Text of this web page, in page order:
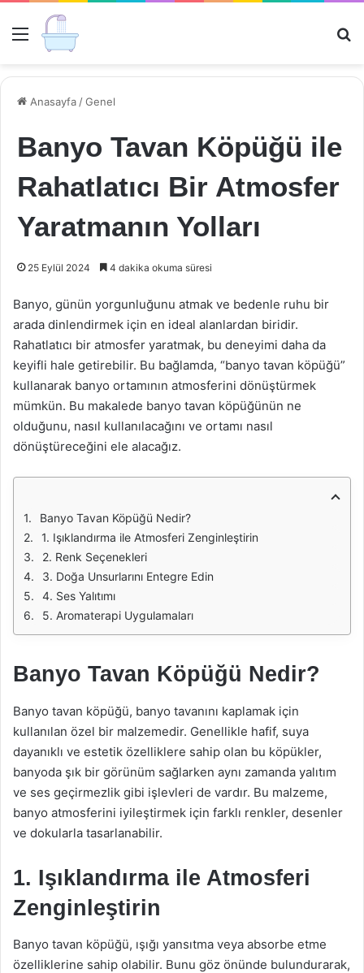
Menü
Anasayfa /Genel
Banyo Tavan Köpüğü ile
Rahatlatıcı Bir Atmosfer
Yaratmanın Yolları
25 Eylül 2024 4 dakika okuma süresi
Banyo, günün yorgunluğunu atmak ve bedenle ruhu bir
arada dinlendirmek için en ideal alanlardan biridir.
Rahatlatıcı bir atmosfer yaratmak, bu deneyimi daha da
keyifli hale getirebilir. Bu bağlamda, “banyo tavan köpüğü”
kullanarak banyo ortamının atmosferini dönüştürmek
mümkün. Bu makalede banyo tavan köpüğünün ne
olduğunu, nasıl kullanılacağını ve ortamı nasıl
dönüştüreceğini ele alacağız.
Banyo Tavan Köpüğü Nedir?
1. Işıklandırma ile Atmosferi Zenginleştirin
2. Renk Seçenekleri
3. Doğa Unsurlarını Entegre Edin
4. Ses Yalıtımı
5. Aromaterapi Uygulamaları
Banyo Tavan Köpüğü Nedir?
Banyo tavan köpüğü, banyo tavanını kaplamak için
kullanılan özel bir malzemedir. Genellikle hafif, suya
dayanıklı ve estetik özelliklere sahip olan bu köpükler,
banyoda şık bir görünüm sağlarken aynı zamanda yalıtım
ve ses geçirmezlik gibi işlevleri de vardır. Bu malzeme,
banyo atmosferini iyileştirmek için farklı renkler, desenler
ve dokularla tasarlanabilir.
1. Işıklandırma ile Atmosferi
Zenginleştirin
Banyo tavan köpüğü, ışığı yansıtma veya absorbe etme
özelliklerine sahip olabilir. Bunu göz önünde bulundurarak,